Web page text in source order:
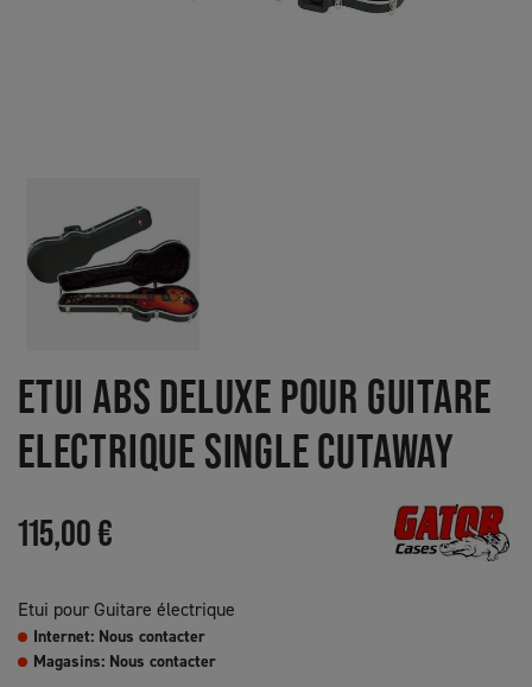
ETUI ABS DELUXE POUR GUITARE
ELECTRIQUE SINGLE CUTAWAY
115,00 €
Etui pour Guitare électrique
Internet: Nous contacter
Magasins: Nous contacter